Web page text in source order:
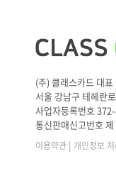
(주) 클래스카드 대표
서울 강남구 테헤란
사업자등록번호
통신판매신고번호
이용약관 | 개인정보